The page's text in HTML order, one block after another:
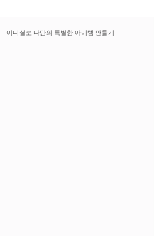
이니셜로 나만의 특별한 아이템 만들기